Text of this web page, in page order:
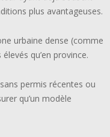
plus avantageuses.
urbaine dense (comme
qu’en province.
permis récentes ou
qu’un modèle